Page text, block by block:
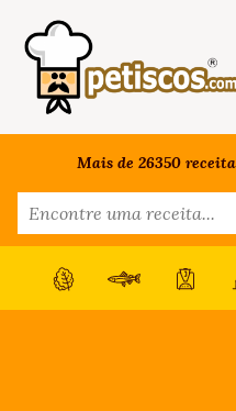
Mais de 26350